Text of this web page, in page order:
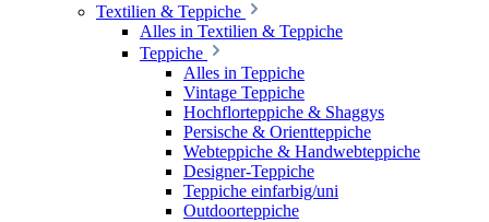
Textilien & Teppiche
Alles in Textilien & Teppiche
Teppiche
Alles in Teppiche
Vintage Teppiche
Hochflorteppiche & Shaggys
Persische & Orientteppiche
Webteppiche & Handwebteppiche
Designer-Teppiche
Teppiche einfarbig/uni
Outdoorteppiche